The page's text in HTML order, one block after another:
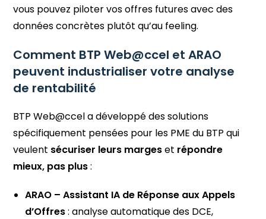
vous pouvez piloter vos offres futures avec des
données concrètes plutôt qu’au feeling.
Comment BTP Web@ccel et ARAO
peuvent industrialiser votre analyse
de rentabilité
BTP Web@ccel a développé des solutions
spécifiquement pensées pour les PME du BTP qui
veulent sécuriser leurs margeset répondre
mieux, pas plus:
ARAO – Assistant IA de Réponse aux Appels
d’Offres: analyse automatique des DCE,